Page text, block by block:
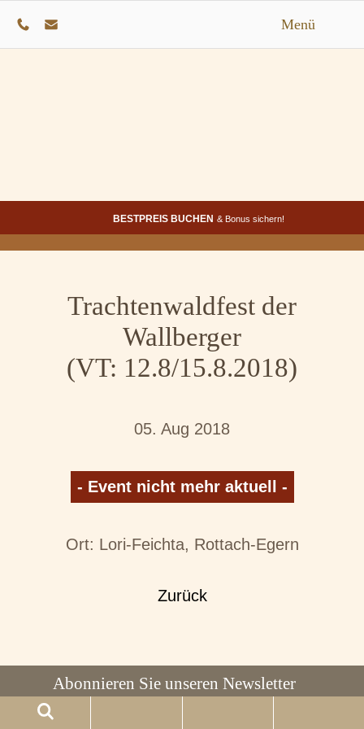
Menü
BESTPREIS BUCHEN & Bonus sichern!
Trachtenwaldfest der
Wallberger
(VT: 12.8/15.8.2018)
05. Aug 2018
- Event nicht mehr aktuell -
Ort: Lori-Feichta, Rottach-Egern
Zurück
Abonnieren Sie unseren Newsletter
Verpassen Sie keine exklusiven Angebote mehr!